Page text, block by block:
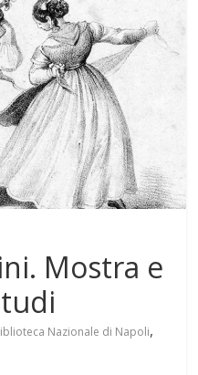
Mostra e
Nazionale di Napoli,